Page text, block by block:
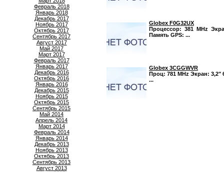
Февраль 2018
Январь 2018
Декабрь 2017
Ноябрь 2017
Октябрь 2017
Сентябрь 2017
Август 2017
Май 2017
Март 2017
Февраль 2017
Январь 2017
Декабрь 2016
Октябрь 2016
Январь 2016
Декабрь 2015
Ноябрь 2015
Октябрь 2015
Сентябрь 2015
Май 2014
Апрель 2014
Март 2014
Февраль 2014
Январь 2014
Декабрь 2013
Ноябрь 2013
Октябрь 2013
Сентябрь 2013
Август 2013
Globex F0G32UX
Процессор: 381 MHz
Память GPS: ...
Globex 3CGGWVR
Проц: 781 MHz Экран: 3,2"
...